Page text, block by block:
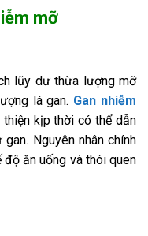
mỡ
lũy dư thừa lượng mỡ
lá gan. Gan nhiễm
kịp thời có thể dẫn
Nguyên nhân chính
độ ăn uống và thói quen